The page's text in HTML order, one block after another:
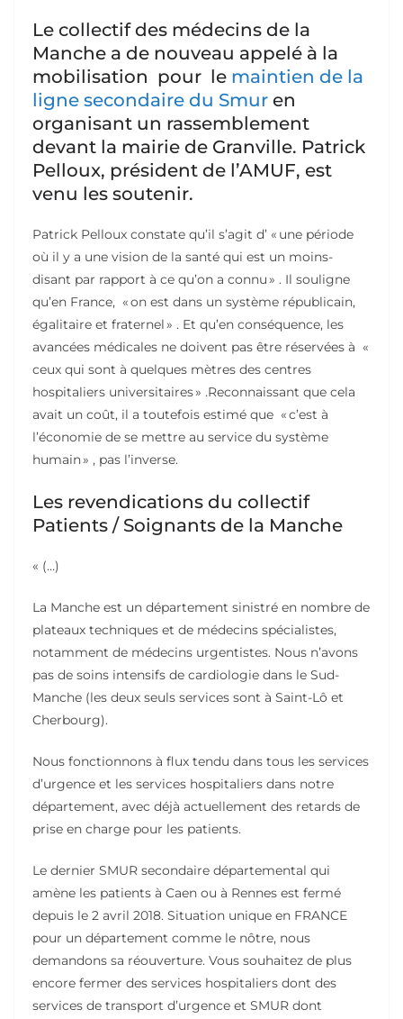
Le collectif des médecins de la
Manche a de nouveau appelé à la
mobilisation pour le maintien de la
ligne secondaire du Smur en
organisant un rassemblement
devant la mairie de Granville. Patrick
Pelloux, président de l’AMUF, est
venu les soutenir.
Patrick Pelloux constate qu’il s’agit d’ « une période
où il y a une vision de la santé qui est un moins-
disant par rapport à ce qu’on a connu » . Il souligne
qu’en France, « on est dans un système républicain,
égalitaire et fraternel » . Et qu’en conséquence, les
avancées médicales ne doivent pas être réservées à «
ceux qui sont à quelques mètres des centres
hospitaliers universitaires » .Reconnaissant que cela
avait un coût, il a toutefois estimé que « c’est à
l’économie de se mettre au service du système
humain » , pas l’inverse.
Les revendications du collectif
Patients / Soignants de la Manche
« (…)
La Manche est un département sinistré en nombre de
plateaux techniques et de médecins spécialistes,
notamment de médecins urgentistes. Nous n’avons
pas de soins intensifs de cardiologie dans le Sud-
Manche (les deux seuls services sont à Saint-Lô et
Cherbourg).
Nous fonctionnons à flux tendu dans tous les services
d’urgence et les services hospitaliers dans notre
département, avec déjà actuellement des retards de
prise en charge pour les patients.
Le dernier SMUR secondaire départemental qui
amène les patients à Caen ou à Rennes est fermé
depuis le 2 avril 2018. Situation unique en FRANCE
pour un département comme le nôtre, nous
demandons sa réouverture. Vous souhaitez de plus
encore fermer des services hospitaliers dont des
services de transport d’urgence et SMUR dont